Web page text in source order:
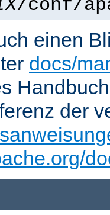
/conf/
einen
docs/
der